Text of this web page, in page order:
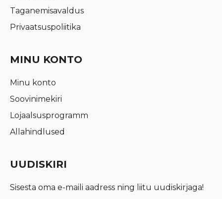
Taganemisavaldus
Privaatsuspoliitika
MINU KONTO
Minu konto
Soovinimekiri
Lojaalsusprogramm
Allahindlused
UUDISKIRI
Sisesta oma e-maili aadress ning liitu uudiskirjaga!